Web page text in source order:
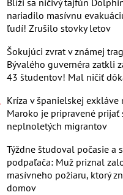
Blíži sa ničivý tajfún
nariadilo masívnu
ľudí! Zrušilo stovky letov
Šokujúci zvrat v známej
Bývalého guvernéra zatkli
43 študentov! Mal ničiť
Kríza v španielskej exkláve
Maroko je pripravené prijať
neplnoletých migrantov
Týždne študoval počasie a
podpaľača: Muž priznal
masívneho požiaru, ktorý
domov